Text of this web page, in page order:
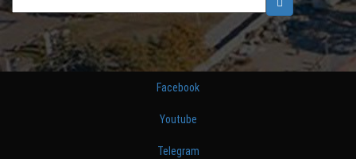
Facebook
Youtube
Telegram